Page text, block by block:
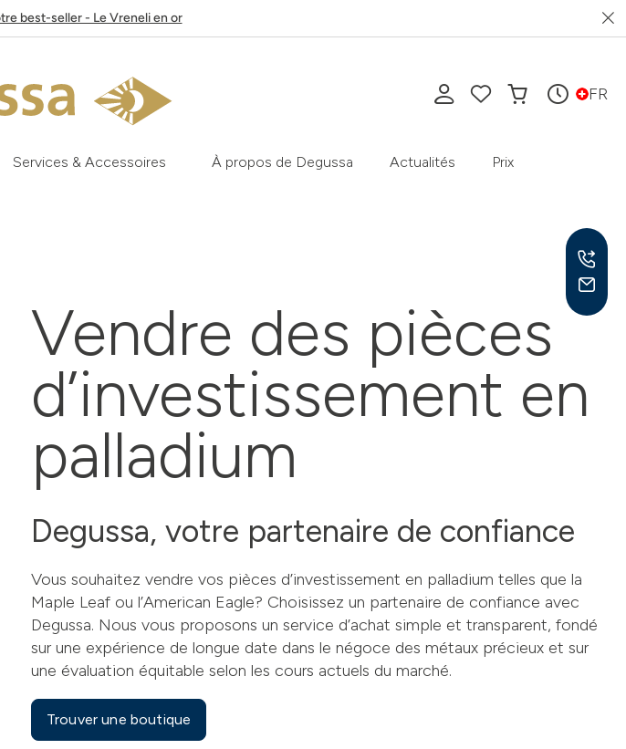
best-seller - Le Vreneli en or
FR
Services & Accessoires À propos de Degussa Actualités Prix
Vendre des pièces
d’investissement en
palladium
Degussa, votre partenaire de confiance
Vous souhaitez vendre vos pièces d’investissement en palladium telles que la
Maple Leaf ou l’American Eagle? Choisissez un partenaire de confiance avec
Degussa. Nous vous proposons un service d’achat simple et transparent, fondé
sur une expérience de longue date dans le négoce des métaux précieux et sur
une évaluation équitable selon les cours actuels du marché.
Trouver une boutique